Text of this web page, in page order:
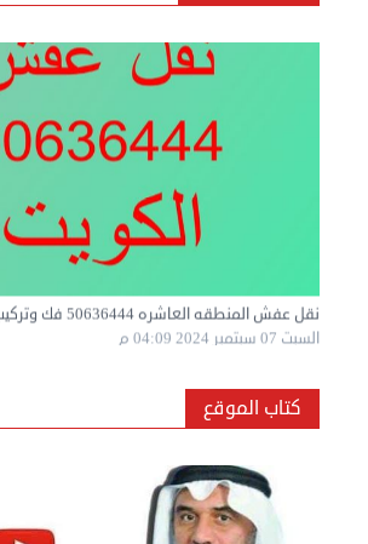
نقل عفش المنطقه العاشره 50636444 فك وتركيب ...
كتاب الموقع